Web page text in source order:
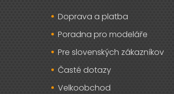
Doprava a platba
Poradna pro modeláře
Pre slovenských zákazníkov
Časté dotazy
Velkoobchod